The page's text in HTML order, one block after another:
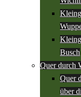
Busch
Quer durch
Quer
über